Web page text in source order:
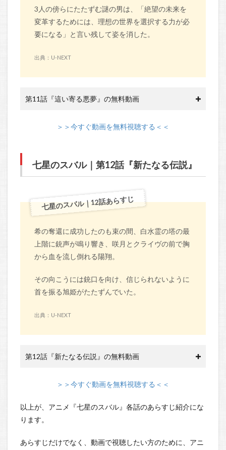
3人の傍らにたたずむ謎の男は、「絶望の未来を
変革するためには、理想の世界を選択する力が必
要になる」と言い残して姿を消した。
出典：U-NEXT
第11話『這い寄る悪夢』の無料動画
＞＞今すぐ動画を無料視聴する＜＜
七星のスバル｜第12話『新たなる伝説』
七星のスバル｜12話あらすじ
希の奪還に成功したのも束の間、白水霊の塔の最
上階に銃声が鳴り響き、咲月とクライヴの前で胸
から血を流し倒れる陽翔。
その向こうには銃口を向け、信じられないように
首を振る旭姫がたたずんでいた。
出典：U-NEXT
第12話『新たなる伝説』の無料動画
＞＞今すぐ動画を無料視聴する＜＜
以上が、アニメ『七星のスバル』各話のあらすじ紹介にな
ります。
あらすじだけでなく、動画で視聴したい方のために、アニ